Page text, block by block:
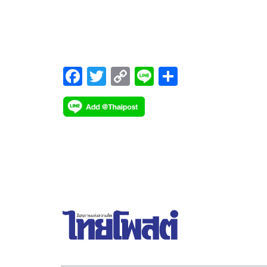
ร่วมกิจกรรมเดิน-วิ่ง ฯ การกุศล “ก้าวด้วยธรรม MERIT
RUN ก้าวไปไหว้พระ ๙ วัด”
F
ac
e
T
wi
tt
C
o
p
Li